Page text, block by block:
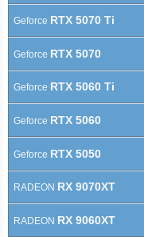
Geforce RTX 5070 Ti
Geforce RTX 5070
Geforce RTX 5060 Ti
Geforce RTX 5060
Geforce RTX 5050
RADEON RX 9070XT
RADEON RX 9060XT